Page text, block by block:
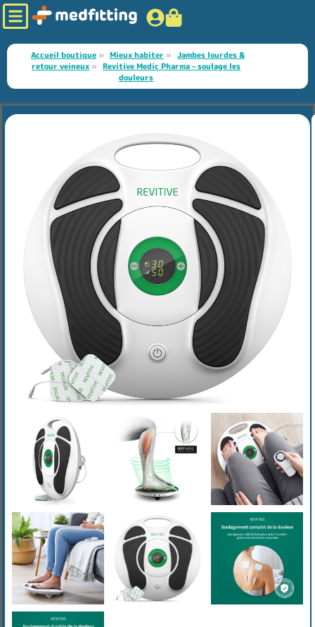
Accueil boutique » Mieux habiter » Jambes lourdes &
retour veineux » Revitive Medic Pharma – soulage les
douleurs